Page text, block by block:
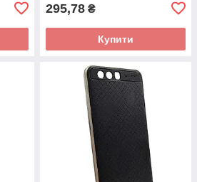
295,78 ₴
Купити